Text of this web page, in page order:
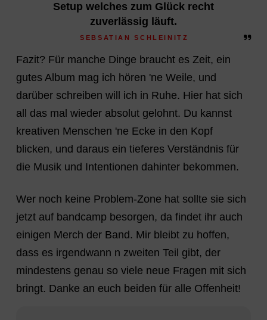
Setup welches zum Glück recht
zuverlässig läuft.
SEBSATIAN SCHLEINITZ
Fazit? Für manche Dinge braucht es Zeit, ein
gutes Album mag ich hören 'ne Weile, und
darüber schreiben will ich in Ruhe. Hier hat sich
all das mal wieder absolut gelohnt. Du kannst
kreativen Menschen 'ne Ecke in den Kopf
blicken, und daraus ein tieferes Verständnis für
die Musik und Intentionen dahinter bekommen.
Wer noch keine Problem-Zone hat sollte sie sich
jetzt auf bandcamp besorgen, da findet ihr auch
einigen Merch der Band. Mir bleibt zu hoffen,
dass es irgendwann n zweiten Teil gibt, der
mindestens genau so viele neue Fragen mit sich
bringt. Danke an euch beiden für alle Offenheit!